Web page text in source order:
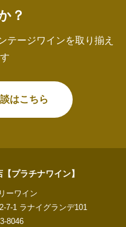
？
テージワインを取り揃え
はこちら
プラチナワイン】
ーワイン
7-1 ラナイグランデ101
8046